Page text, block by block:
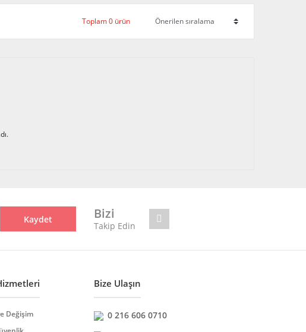
Toplam 0 ürün
Kaydet Bizi
Takip Edin
Değişim
Bize Ulaşın
0 216 606 0710